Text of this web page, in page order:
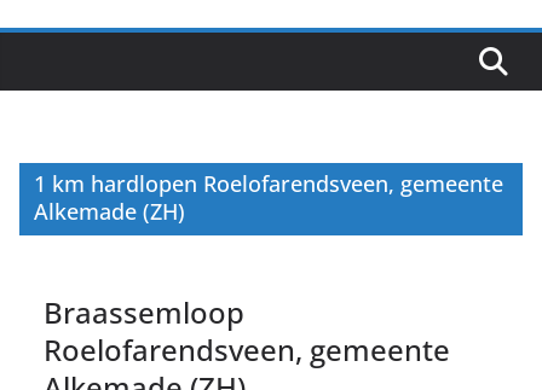
1 km hardlopen Roelofarendsveen, gemeente
Alkemade (ZH)
Braassemloop
Roelofarendsveen, gemeente